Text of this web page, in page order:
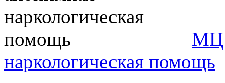
МЦ
наркологическая помощь